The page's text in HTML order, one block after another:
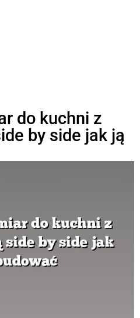
do kuchni z
by side jak ją